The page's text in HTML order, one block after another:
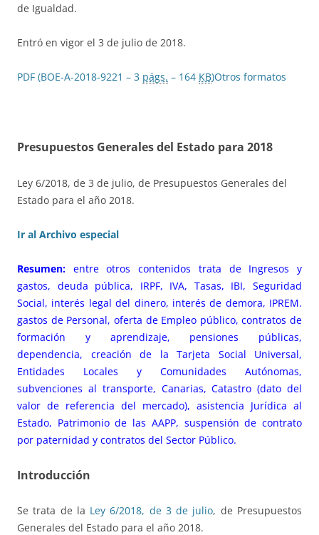
de Igualdad.
Entró en vigor el 3 de julio de 2018.
PDF (BOE-A-2018-9221 – 3 págs. – 164 KB)Otros formatos
Presupuestos Generales del Estado para 2018
Ley 6/2018, de 3 de julio, de Presupuestos Generales del
Estado para el año 2018.
Ir al Archivo especial
Resumen: entre otros contenidos trata de Ingresos y
gastos, deuda pública, IRPF, IVA, Tasas, IBI, Seguridad
Social, interés legal del dinero, interés de demora, IPREM.
gastos de Personal, oferta de Empleo público, contratos de
formación y aprendizaje, pensiones públicas,
dependencia, creación de la Tarjeta Social Universal,
Entidades Locales y Comunidades Autónomas,
subvenciones al transporte, Canarias, Catastro (dato del
valor de referencia del mercado), asistencia Jurídica al
Estado, Patrimonio de las AAPP, suspensión de contrato
por paternidad y contratos del Sector Público.
Introducción
Se trata de la Ley 6/2018, de 3 de julio, de Presupuestos
Generales del Estado para el año 2018.